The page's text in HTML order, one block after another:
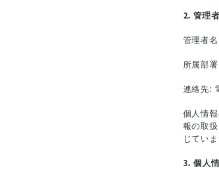
2. 管理
管理者
所属部
連絡先:
個人情
報の取
じていま
3. 個人